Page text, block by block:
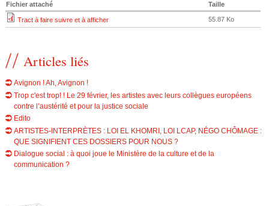
Fichier attaché Taille
Tract à faire suivre et à afficher 55.87 Ko
Articles liés
Avignon ! Ah, Avignon !
Trop c'est trop! ! Le 29 février, les artistes avec leurs collègues européens
contre l’austérité et pour la justice sociale
Edito
ARTISTES-INTERPRÈTES : LOI EL KHOMRI, LOI LCAP, NÉGO CHÔMAGE :
QUE SIGNIFIENT CES DOSSIERS POUR NOUS ?
Dialogue social : à quoi joue le Ministère de la culture et de la
communication ?